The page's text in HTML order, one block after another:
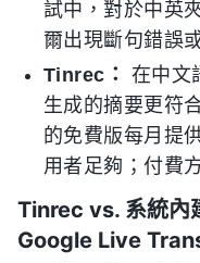
試中，對於中英
爾出現斷句錯誤
Tinrec：
在中文
生成的摘要更符
的免費版每月提
用者足夠；付費
Tinrec vs. 系統
Google Live